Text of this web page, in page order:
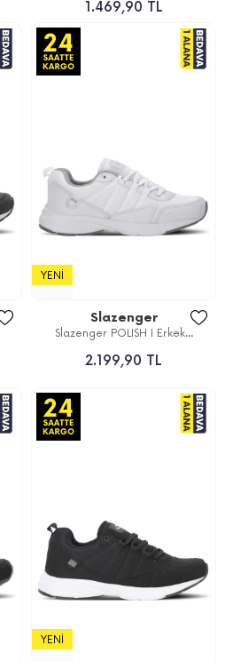
1.469,90 TL
YENI
Slazenger
Slazenger POLISH I Erkek...
2.199,90 TL
YENI